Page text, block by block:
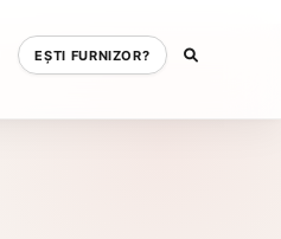
EȘTI FURNIZOR?